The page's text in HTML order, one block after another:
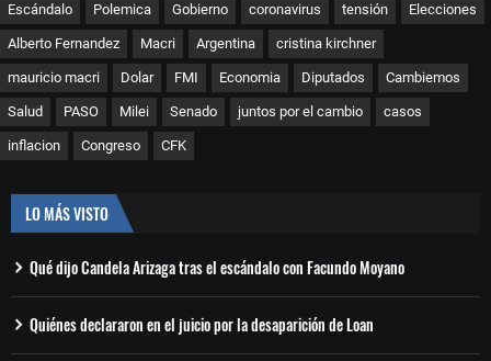
Escándalo Polemica Gobierno coronavirus tensión Elecciones
Alberto Fernandez Macri Argentina cristina kirchner
mauricio macri Dolar FMI Economia Diputados Cambiemos
Salud PASO Milei Senado juntos por el cambio casos
inflacion Congreso CFK
LO MÁS VISTO
Qué dijo Candela Arizaga tras el escándalo con Facundo Moyano
Quiénes declararon en el juicio por la desaparición de Loan